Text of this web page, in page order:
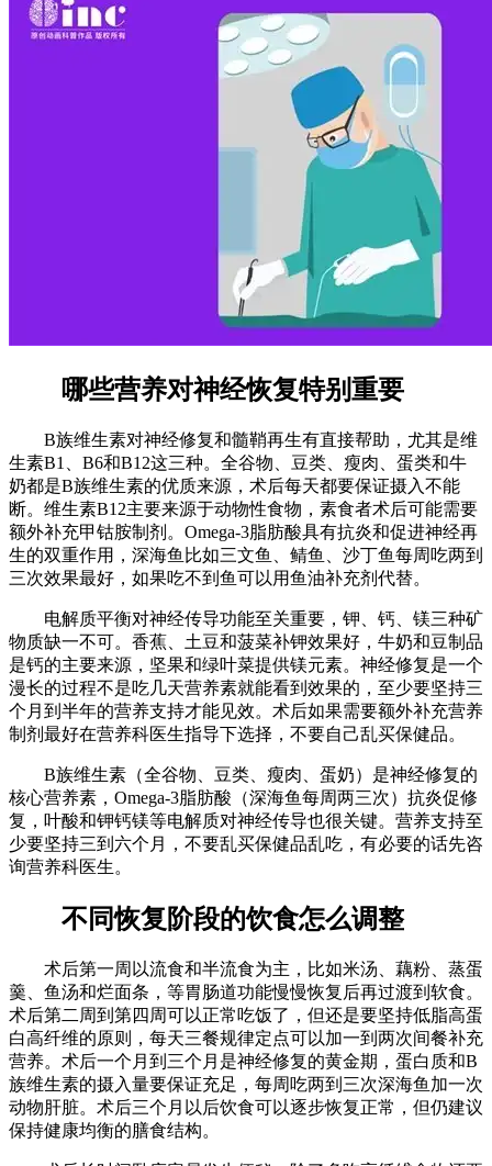
哪些营养对神经恢复特别重要
B族维生素对神经修复和髓鞘再生有直接帮助，尤其是维
生素B1、B6和B12这三种。全谷物、豆类、瘦肉、蛋类和牛
奶都是B族维生素的优质来源，术后每天都要保证摄入不能
断。维生素B12主要来源于动物性食物，素食者术后可能需要
额外补充甲钴胺制剂。Omega-3脂肪酸具有抗炎和促进神经再
生的双重作用，深海鱼比如三文鱼、鲭鱼、沙丁鱼每周吃两到
三次效果最好，如果吃不到鱼可以用鱼油补充剂代替。
电解质平衡对神经传导功能至关重要，钾、钙、镁三种矿
物质缺一不可。香蕉、土豆和菠菜补钾效果好，牛奶和豆制品
是钙的主要来源，坚果和绿叶菜提供镁元素。神经修复是一个
漫长的过程不是吃几天营养素就能看到效果的，至少要坚持三
个月到半年的营养支持才能见效。术后如果需要额外补充营养
制剂最好在营养科医生指导下选择，不要自己乱买保健品。
B族维生素（全谷物、豆类、瘦肉、蛋奶）是神经修复的
核心营养素，Omega-3脂肪酸（深海鱼每周两三次）抗炎促修
复，叶酸和钾钙镁等电解质对神经传导也很关键。营养支持至
少要坚持三到六个月，不要乱买保健品乱吃，有必要的话先咨
询营养科医生。
不同恢复阶段的饮食怎么调整
术后第一周以流食和半流食为主，比如米汤、藕粉、蒸蛋
羹、鱼汤和烂面条，等胃肠道功能慢慢恢复后再过渡到软食。
术后第二周到第四周可以正常吃饭了，但还是要坚持低脂高蛋
白高纤维的原则，每天三餐规律定点可以加一到两次间餐补充
营养。术后一个月到三个月是神经修复的黄金期，蛋白质和B
族维生素的摄入量要保证充足，每周吃两到三次深海鱼加一次
动物肝脏。术后三个月以后饮食可以逐步恢复正常，但仍建议
保持健康均衡的膳食结构。